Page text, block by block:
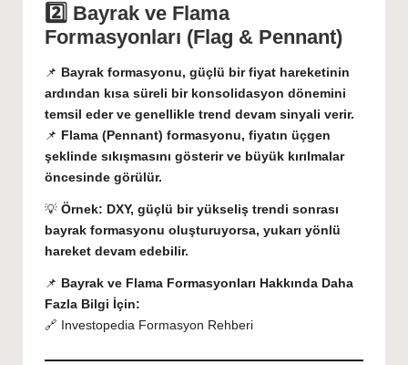
2️⃣ Bayrak ve Flama
Formasyonları (Flag & Pennant)
📌 Bayrak formasyonu, güçlü bir fiyat hareketinin
ardından kısa süreli bir konsolidasyon dönemini
temsil eder ve genellikle trend devam sinyali verir.
📌 Flama (Pennant) formasyonu, fiyatın üçgen
şeklinde sıkışmasını gösterir ve büyük kırılmalar
öncesinde görülür.
💡 Örnek: DXY, güçlü bir yükseliş trendi sonrası
bayrak formasyonu oluşturuyorsa, yukarı yönlü
hareket devam edebilir.
📌 Bayrak ve Flama Formasyonları Hakkında Daha
Fazla Bilgi İçin:
🔗
Investopedia Formasyon Rehberi